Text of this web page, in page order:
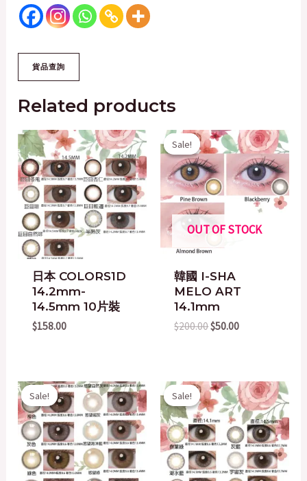
Related products
日本 COLORS1D
14.2mm-
14.5mm 10片裝
$158.00
Sale!
OUT OF STOCK
Sale!
韓國 I-SHA
MELO ART
14.1mm
$200.00
Original
price
was:
$200.00.
$50.00
Current
price
is:
$50.00.
Sale!
Sale!
Original
price
was:
$200.00.
Current
price
is:
$168.00.
Sale!
Sale!
Original
price
was:
$158.00.
Current
price
is:
$100.00.